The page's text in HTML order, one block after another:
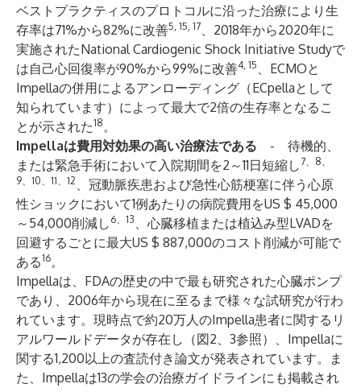
ベストプラクティスのプロトコルに沿った治療により生
存率は71%から82%に改善5, 15, 17、2018年から2020年に
実施されたNational Cardiogenic Shock Initiative Studyで
は自己心回復率が90%から99%に改善4, 15 、ECMOと
Impellaの併用によるアンローディング（ECpellaとして
知られています）によって最大で2倍の生存率となるこ
とが示された18。
Impellaは費用対効果の高い治療法である - 待機的、
または緊急手術において入院期間を2～11日短縮し 7、8、
9、10、11、12 、冠動脈疾患および急性心筋梗塞に伴う心原
性ショックにおいて1例あたりの病院費用をUS $ 45,000
～54,000削減し 6、13 、心臓移植または植込み型LVADを
回避するごとに最大US $ 887,000のコスト削減が可能で
ある16。
Impellaは、FDAの歴史の中で最も研究された心臓ポンプ
であり、2006年から現在に至るまで様々な試研究が行わ
れています。現時点で約20万人のImpella患者に関するリ
アルワールドデータが存在し（図2、3参照）、Impellaに
関する1,200以上の査読付き論文が発表されています。ま
た、Impellaは13の学会の治療ガイドラインにも掲載され